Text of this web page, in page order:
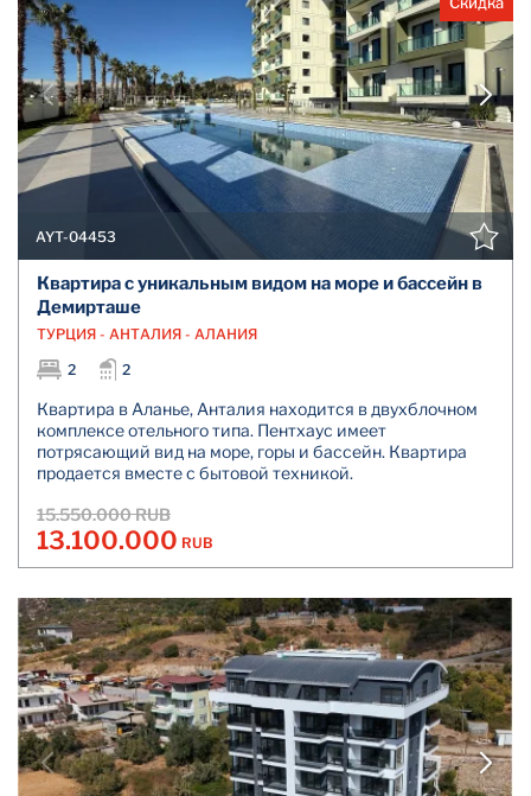
AYT-04453
Квартира с уникальным видом на море и бассейн в
Демирташе
ТУРЦИЯ - АНТАЛИЯ - АЛАНИЯ
2
2
Квартира в Аланье, Анталия находится в двухблочном
комплексе отельного типа. Пентхаус имеет
потрясающий вид на море, горы и бассейн. Квартира
продается вместе с бытовой техникой.
15.550.000 RUB
13.100.000 RUB